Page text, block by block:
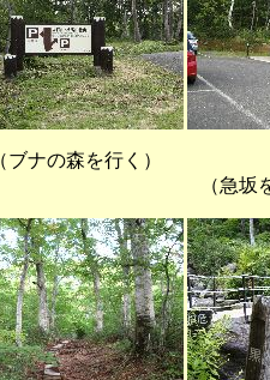
ナの森を行
（急坂を登